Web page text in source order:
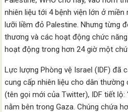
nhiên liệu tới 4 bệnh viện lớn ở miền
lưỡi liềm đỏ Palestine. Nhưng từng
thương và các hoạt động chức
hoạt động trong hơn 24 giờ một
Lực lượng Phòng vệ Israel (IDF) đã
cung cấp nhiên liệu cho dân thường
(tên gọi mới của Twitter), IDF tiết lộ:
nằm bên trong Gaza. Chúng chứa